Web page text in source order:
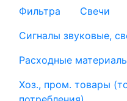
Фильтра
Свечи
Сигналы звуковые,
Расходные
Хоз., пром. товары